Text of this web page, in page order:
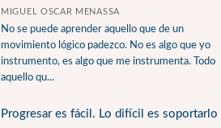
MIGUEL OSCAR MENASSA
No se puede aprender aquello que de un
movimiento lógico padezco. No es algo que yo
instrumento, es algo que me instrumenta. Todo
aquello qu...
Progresar es fácil. Lo difícil es soportarlo